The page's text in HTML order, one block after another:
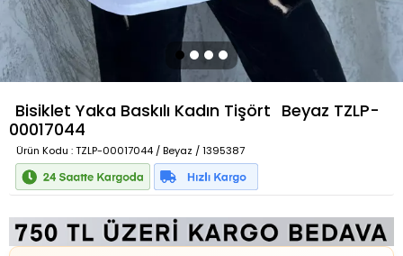
Bisiklet Yaka Baskılı Kadın Tişört Beyaz TZLP-
00017044
Ürün Kodu : TZLP-00017044 / Beyaz / 1395387